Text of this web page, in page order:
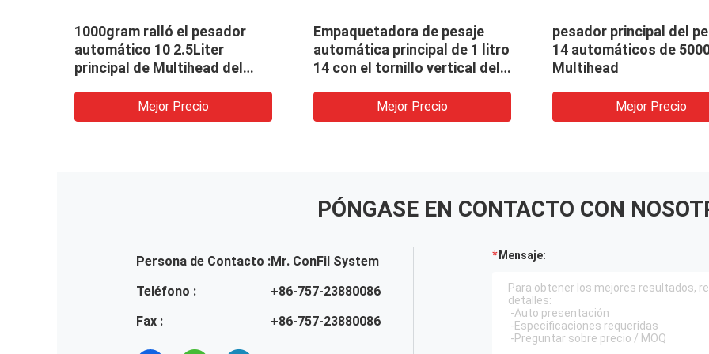
Máquina de rellenar de
Multihead de los productos
del queso del pesador
pesador 14Mejor Precio
1000 máquina de rellenar
principal multi principal del
gramo 16 con la aleta doble
Mejor Precio
1000 pesador
principal de Multihead
gramo 10 con
Mejor Precio
PÓNGASE EN CONTACTO CON
Persona de Contacto :Mr. ConFil System
Teléfono :
+86-757-23880086
Fax :
+86-757-23880086
Mensaje: